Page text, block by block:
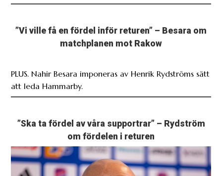
”Vi ville få en fördel inför returen” – Besara om
matchplanen mot Rakow
PLUS. Nahir Besara imponeras av Henrik Rydströms sätt
att leda Hammarby.
”Ska ta fördel av våra supportrar” – Rydström
om fördelen i returen